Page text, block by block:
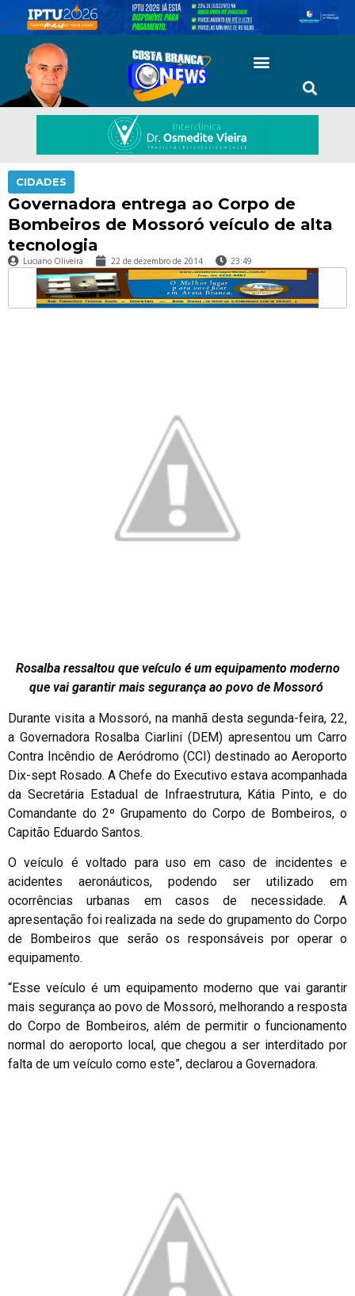
CIDADES
Governadora entrega ao Corpo de
Bombeiros de Mossoró veículo de alta
tecnologia
Luciano Oliveira 22 de dezembro de 2014 23:49
Rosalba ressaltou que veículo é um equipamento moderno
que vai garantir mais segurança ao povo de Mossoró
Durante visita a Mossoró, na manhã desta segunda-feira, 22,
a Governadora Rosalba Ciarlini (DEM) apresentou um Carro
Contra Incêndio de Aeródromo (CCI) destinado ao Aeroporto
Dix-sept Rosado. A Chefe do Executivo estava acompanhada
da Secretária Estadual de Infraestrutura, Kátia Pinto, e do
Comandante do 2º Grupamento do Corpo de Bombeiros, o
Capitão Eduardo Santos.
O veículo é voltado para uso em caso de incidentes e
acidentes aeronáuticos, podendo ser utilizado em
ocorrências urbanas em casos de necessidade. A
apresentação foi realizada na sede do grupamento do Corpo
de Bombeiros que serão os responsáveis por operar o
equipamento.
“Esse veículo é um equipamento moderno que vai garantir
mais segurança ao povo de Mossoró, melhorando a resposta
do Corpo de Bombeiros, além de permitir o funcionamento
normal do aeroporto local, que chegou a ser interditado por
falta de um veículo como este”, declarou a Governadora.